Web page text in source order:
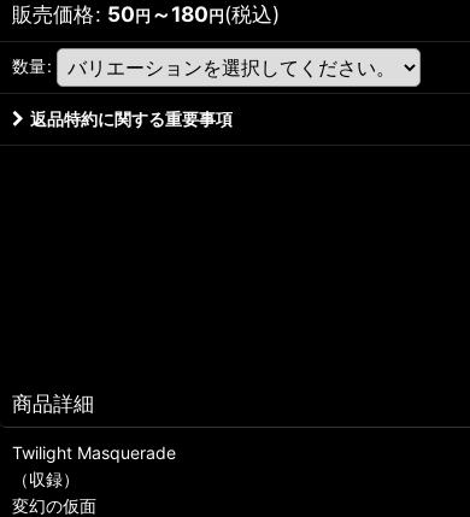
販売価格: 50円 ～180円(税込)
数量:
返品特約に関する重要事項
商品詳細
Twilight Masquerade
（収録）
変幻の仮面